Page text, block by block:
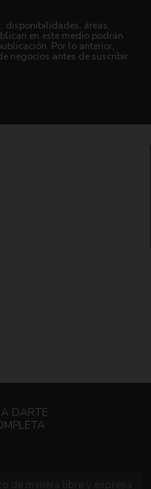
disponibilidades, áreas,
en este medio podrán
Por lo anterior,
negocios antes de suscribir
DARTE